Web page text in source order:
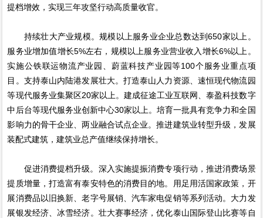
提档增效，实现三年攻坚行动高质量收官。
持续壮大产业规模。规模以上服务业企业总数达到650家以上。
服务业增加值增长5%左右，规模以上服务业营业收入增长6%以上。
实施公铁联运物流产业园、蔚蓝科技产业园等100个服务业重点项
目。支持泰山内陆港发展壮大。打造泰山人力资源、速恒现代物流园
等现代服务业集聚区20家以上。建成征途工业互联网、泰盈科技数字
中后台等现代服务业创新中心30家以上。培育一批具有竞争力和全国
影响力的骨干企业、两业融合试点企业。推进建筑业转型升级，发展
装配式建筑，建筑业总产值继续保持增长。
促进消费提档升级。深入实施提振消费专项行动，推进消费场景
提质增量，打造富有泰安特色的消费目的地。用足用活国家政策，开
展消费品以旧换新、老字号展销、汽车家电促销等系列活动。大力发
展银发经济、冰雪经济。壮大赛事经济，优化泰山国际登山比赛等自